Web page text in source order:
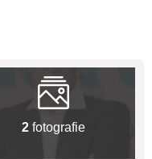
2 fotografie